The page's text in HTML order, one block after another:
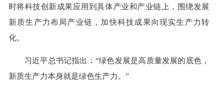
时将科技创新成果应用到具体产业和产业链上，围绕发展
新质生产力布局产业链，加快科技成果向现实生产力转
化。
习近平总书记指出：“绿色发展是高质量发展的底色，
新质生产力本身就是绿色生产力。”